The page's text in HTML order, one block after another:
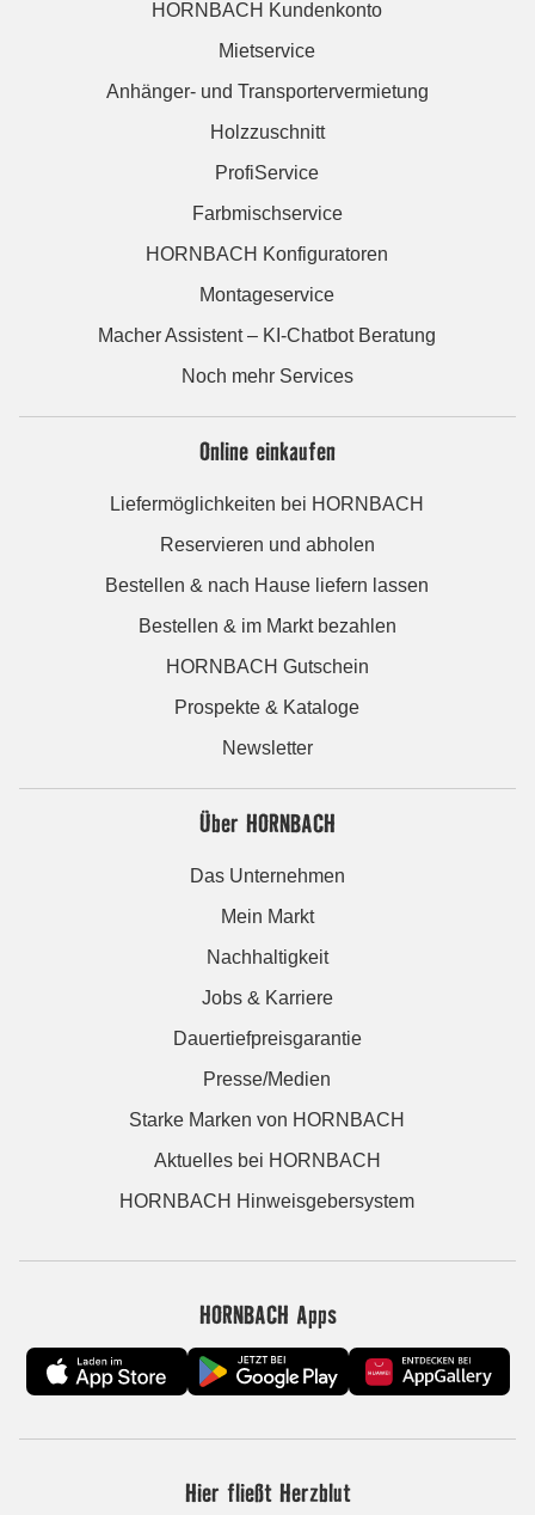
HORNBACH Kundenkonto
Mietservice
Anhänger- und Transportervermietung
Holzzuschnitt
ProfiService
Farbmischservice
HORNBACH Konfiguratoren
Montageservice
Macher Assistent – KI-Chatbot Beratung
Noch mehr Services
Online einkaufen
Liefermöglichkeiten bei HORNBACH
Reservieren und abholen
Bestellen & nach Hause liefern lassen
Bestellen & im Markt bezahlen
HORNBACH Gutschein
Prospekte & Kataloge
Newsletter
Über HORNBACH
Das Unternehmen
Mein Markt
Nachhaltigkeit
Jobs & Karriere
Dauertiefpreisgarantie
Presse/Medien
Starke Marken von HORNBACH
Aktuelles bei HORNBACH
HORNBACH Hinweisgebersystem
HORNBACH Apps
Hier fließt Herzblut